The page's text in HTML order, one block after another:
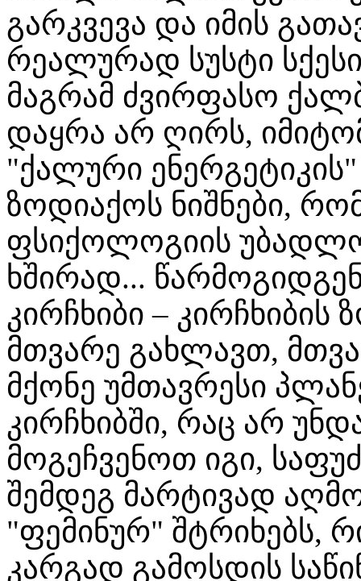
გარკვევა და იმის
რეალურად სუსტი
მაგრამ ძვირფასო
დაყრა არ ღირს,
"ქალური
ზოდიაქოს ნიშნები,
ფსიქოლოგიის უბადლო
ხშირად...
კირჩხიბი –
მთვარე გახლავთ,
მქონე უმთავრესი
კირჩხიბში, რაც არ
მოგეჩვენოთ იგი,
შემდეგ მარტივად
"ფემინურ" შტრიხებს,
კარგად გამოსდის